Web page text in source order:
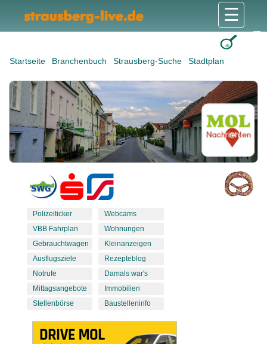
Startseite Branchenbuch Strausberg-Suche Stadtplan
☰
Polizeiticker
VBB Fahrplan
Gebrauchtwagen
Ausflugsziele
Notrufe
Mittagsangebote
Stellenbörse
Webcams
Wohnungen
Kleinanzeigen
Rezepteblog
Damals war's
Immobilien
Baustelleninfo